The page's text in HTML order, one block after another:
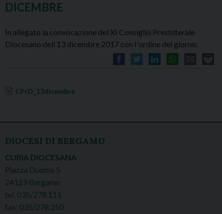
DICEMBRE
In allegato la convocazione del XI Consiglio Presbiterale
Diocesano dell 13 dicembre 2017 con l ‘ordine del giorno.
CPrD_13dicembre
DIOCESI DI BERGAMO
CURIA DIOCESANA
Piazza Duomo 5
24129 Bergamo
tel. 035/278.111
fax: 035/278.250